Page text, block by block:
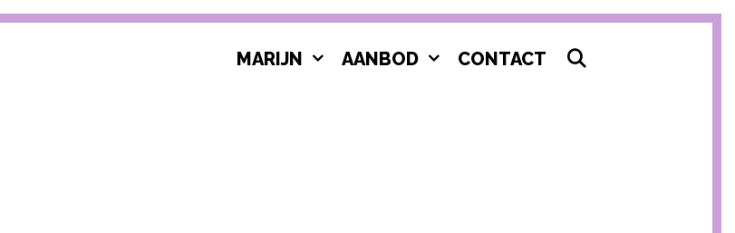
MARIJN AANBOD CONTACT